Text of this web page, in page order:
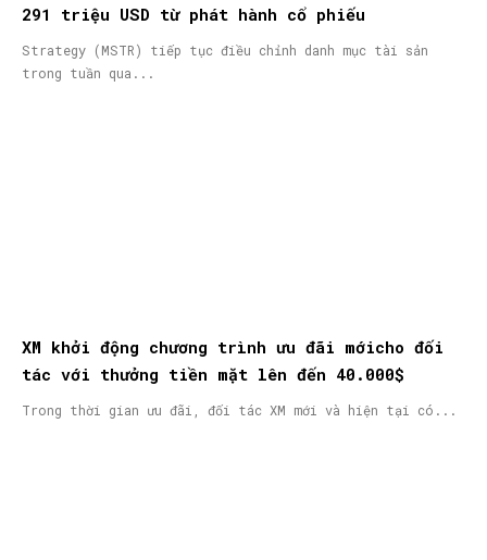
291 triệu USD từ phát hành cổ phiếu
Strategy (MSTR) tiếp tục điều chỉnh danh mục tài sản
trong tuần qua...
XM khởi động chương trình ưu đãi mớicho đối
tác với thưởng tiền mặt lên đến 40.000$
Trong thời gian ưu đãi, đối tác XM mới và hiện tại có...